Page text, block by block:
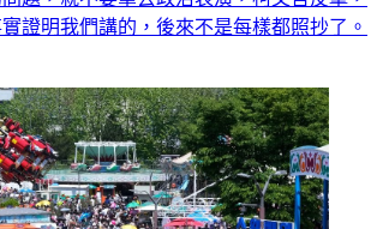
證明我們講的，後來不是每樣都照抄了。